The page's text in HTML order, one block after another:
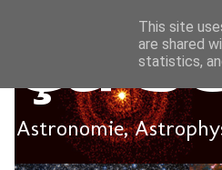
Ça
Astronomie,
This site
are shared
statistics,